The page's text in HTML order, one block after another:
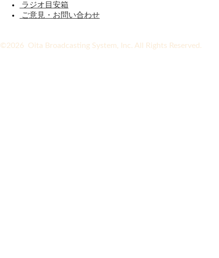
ラジオ目安箱
ご意見・お問い合わせ
©2026 Oita Broadcasting System, Inc. All Rights Reserved.